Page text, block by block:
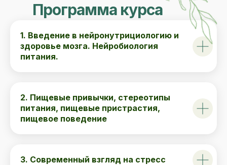
Программа курса
1. Введение в нейронутрициологию и
здоровье мозга. Нейробиология
питания.
2. Пищевые привычки, стереотипы
питания, пищевые пристрастия,
пищевое поведение
3. Современный взгляд на стресс